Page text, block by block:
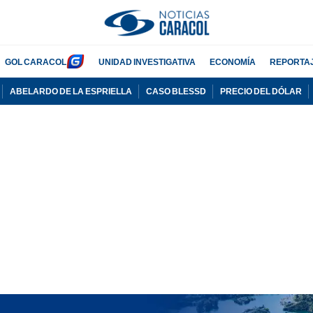
GOL CARACOL UNIDAD INVESTIGATIVA ECONOMÍA
ABELARDO DE LA ESPRIELLA CASO BLESSD PRECIO DEL DÓLAR